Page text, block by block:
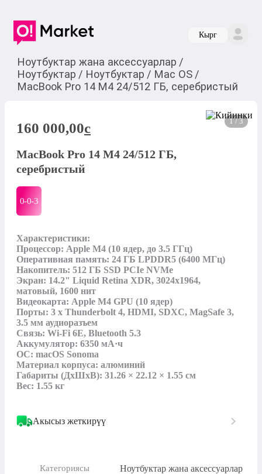
Кырг
Ноутбуктар жана аксессуарлар /
Ноутбуктар / Ноутбуктар / Mac OS /
MacBook Pro 14 M4 24/512 ГБ, серебристый
1 / 3
160 000,00c
MacBook Pro 14 M4 24/512 ГБ,
серебристый
0-0-3
Характеристики:
Процессор: Apple M4 (10 ядер, до 3.5 ГГц)
Оперативная память: 24 ГБ LPDDR5 (6400 МГц)
Накопитель: 512 ГБ SSD PCIe NVMe
Экран: 14.2" Liquid Retina XDR, 3024x1964,
матовый, 1600 нит
Видеокарта: Apple M4 GPU (10 ядер)
Порты: 3 x Thunderbolt 4, HDMI, SDXC, MagSafe 3,
3.5 мм аудиоразъем
Связь: Wi-Fi 6E, Bluetooth 5.3
Аккумулятор: 6350 мА·ч
ОС: macOS Sonoma
Материал корпуса: алюминий
Габариты (ДхШхВ): 31.26 × 22.12 × 1.55 см
Вес: 1.55 кг
Акысыз жеткирүү
Категориясы Ноутбуктар жана аксессуарлар